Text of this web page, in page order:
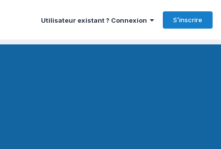
Utilisateur existant ? Connexion S’inscrire